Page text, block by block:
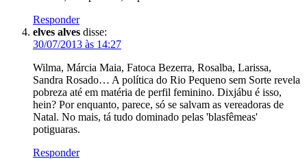
Responder
elves alves disse:
30/07/2013 às 14:27
Wilma, Márcia Maia, Fatoca Bezerra, Rosalba, Larissa,
Sandra Rosado… A política do Rio Pequeno sem Sorte revela
pobreza até em matéria de perfil feminino. Dixjábu é isso,
hein? Por enquanto, parece, só se salvam as vereadoras de
Natal. No mais, tá tudo dominado pelas 'blasfêmeas'
potiguaras.
Responder